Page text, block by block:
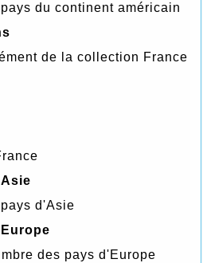
du continent américain
de la collection France
d'Asie
des pays d'Europe